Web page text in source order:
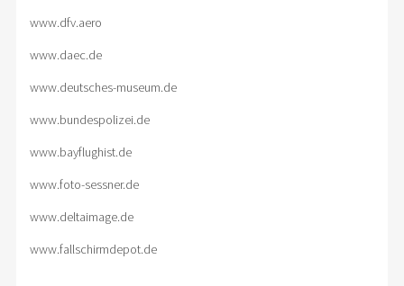
www.dfv.aero
www.daec.de
www.deutsches-museum.de
www.bundespolizei.de
www.bayflughist.de
www.foto-sessner.de
www.deltaimage.de
www.fallschirmdepot.de